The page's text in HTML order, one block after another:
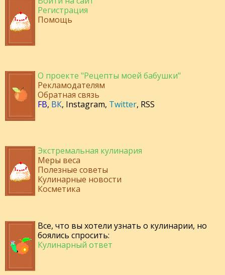
Регистрация
Помощь
О проекте "Рецепты моей бабушки"
Рекламодателям
Обратная связь
FB, ВК, Instagram, Twitter, RSS
Экстремальная кулинария
Меры веса
Полезные советы
Кулинарные новости
Косметика
Все, что вы хотели узнать о кулинарии, но
боялись спросить:
Кулинарный ответ